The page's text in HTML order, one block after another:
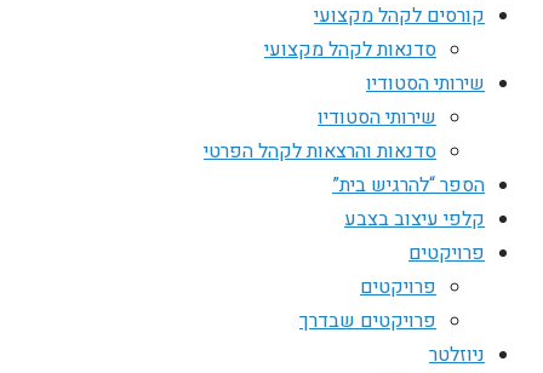
קורסים לקהל מקצועי
סדנאות לקהל מקצועי
שירותי הסטודיו
שירותי הסטודיו
סדנאות והרצאות לקהל הפרטי
הספר “להרגיש בית”
קלפי עיצוב בצבע
פרויקטים
פרויקטים
פרויקטים שבדרך
ניוזלטר